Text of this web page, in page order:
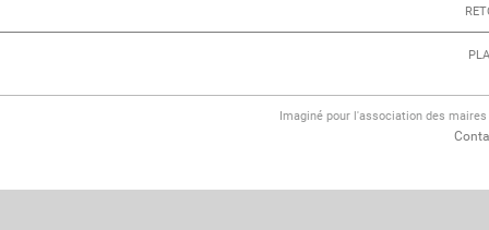
Imaginé pour l'association des